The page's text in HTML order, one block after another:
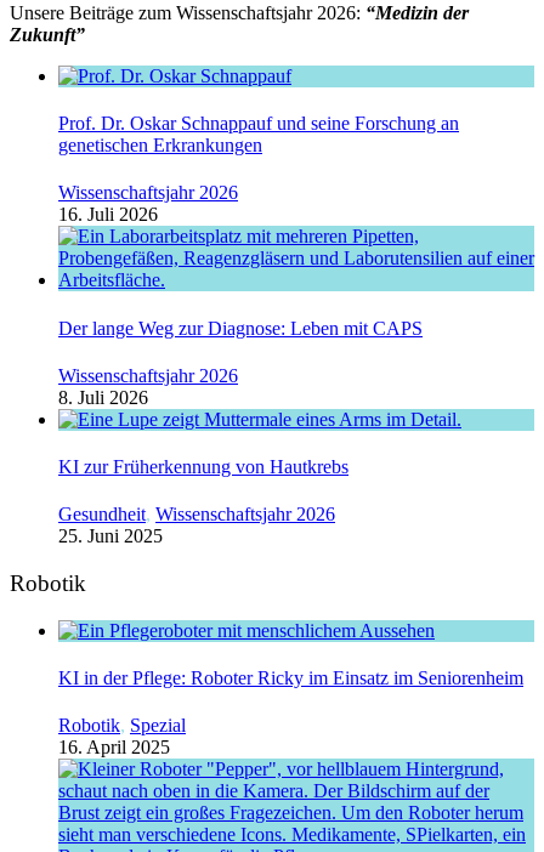
Unsere Beiträge zum Wissenschaftsjahr 2026: “Medizin der
Zukunft”
Prof. Dr. Oskar Schnappauf und seine Forschung an
genetischen Erkrankungen
Wissenschaftsjahr 2026
16. Juli 2026
Der lange Weg zur Diagnose: Leben mit CAPS
Wissenschaftsjahr 2026
8. Juli 2026
KI zur Früherkennung von Hautkrebs
Gesundheit, Wissenschaftsjahr 2026
25. Juni 2025
Robotik
KI in der Pflege: Roboter Ricky im Einsatz im Seniorenheim
Robotik, Spezial
16. April 2025